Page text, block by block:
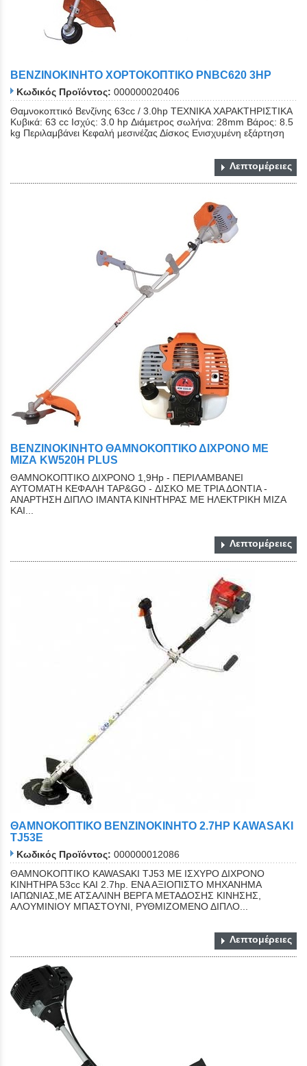
ΒΕΝΖΙΝΟΚΙΝΗΤΟ ΧΟΡΤΟΚΟΠΤΙΚΟ PNBC620 3ΗΡ
Κωδικός Προϊόντος: 000000020406
Θαμνοκοπτικό Bενζίνης 63cc / 3.0hp ΤΕΧΝΙΚΑ ΧΑΡΑΚΤΗΡΙΣΤΙΚΑ
Κυβικά: 63 cc Ισχύς: 3.0 hp Διάμετρος σωλήνα: 28mm Βάρος: 8.5
kg Περιλαμβάνει Κεφαλή μεσινέζας Δίσκος Ενισχυμένη εξάρτηση
Λεπτομέρειες
ΒΕΝΖΙΝΟΚΙΝΗΤΟ ΘΑΜΝΟΚΟΠΤΙΚΟ ΔΙΧΡΟΝΟ ΜΕ
ΜΙΖΑ KW520H PLUS
ΘΑΜΝΟΚΟΠΤΙΚΟ ΔΙΧΡΟΝΟ 1,9Ηp - ΠΕΡΙΛΑΜΒΑΝΕΙ
ΑΥΤΟΜΑΤΗ ΚΕΦΑΛΗ ΤΑΡ&GO - ΔΙΣΚΟ ΜΕ ΤΡΙΑ ΔΟΝΤΙΑ -
ΑΝΑΡΤΗΣΗ ΔΙΠΛΟ ΙΜΑΝΤΑ ΚΙΝΗΤΗΡΑΣ ΜΕ ΗΛΕΚΤΡΙΚΗ ΜΙΖΑ
ΚΑΙ...
Λεπτομέρειες
ΘΑΜΝΟΚΟΠΤΙΚΟ BENZINOKIΝHTO 2.7HP KAWASAKI
TJ53E
Κωδικός Προϊόντος: 000000012086
ΘΑΜΝΟΚΟΠΤΙΚΟ KAWASAKI TJ53 ΜΕ ΙΣΧΥΡΟ ΔΙΧΡΟΝΟ
ΚΙΝΗΤΗΡΑ 53cc ΚΑΙ 2.7hp. ΕΝΑ ΑΞΙΟΠΙΣΤΟ ΜΗΧΑΝΗΜΑ
ΙΑΠΩΝΙΑΣ,ΜΕ ΑΤΣΑΛΙΝΗ ΒΕΡΓΑ ΜΕΤΑΔΟΣΗΣ ΚΙΝΗΣΗΣ,
ΑΛΟΥΜΙΝΙΟΥ ΜΠΑΣΤΟΥΝΙ, ΡΥΘΜΙΖΟΜΕΝΟ ΔΙΠΛΟ...
Λεπτομέρειες